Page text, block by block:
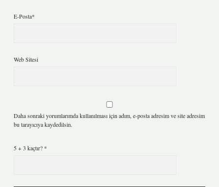
E-Posta*
Web Sitesi
Daha sonraki yorumlarımda kullanılması için adım, e-posta adresim ve site adresim
bu tarayıcıya kaydedilsin.
5 + 3 kaçtır? *